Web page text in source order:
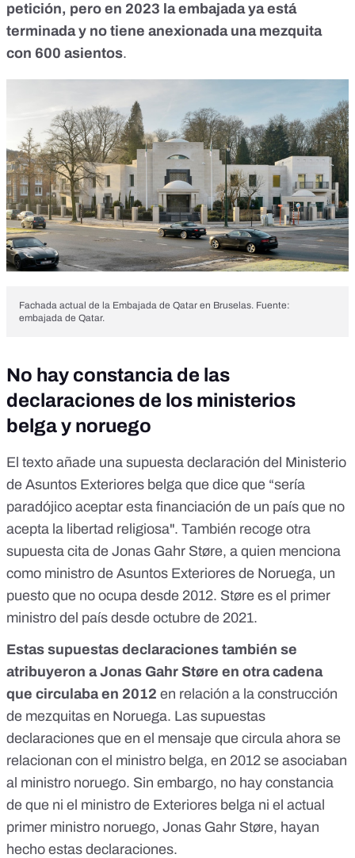
petición, pero en 2023 la embajada ya está
terminada y no tiene anexionada una mezquita
con 600 asientos.
Fachada actual de la Embajada de Qatar en Bruselas. Fuente:
embajada de Qatar.
No hay constancia de las
declaraciones de los ministerios
belga y noruego
El texto añade una supuesta declaración del Ministerio
de Asuntos Exteriores belga que dice que “sería
paradójico aceptar esta financiación de un país que no
acepta la libertad religiosa". También recoge otra
supuesta cita de Jonas Gahr Støre, a quien menciona
como ministro de Asuntos Exteriores de Noruega, un
puesto que no ocupa desde 2012. Støre es el primer
ministro del país desde octubre de 2021.
Estas supuestas declaraciones también se
atribuyeron a Jonas Gahr Støre en otra cadena
que circulaba en 2012 en relación a la construcción
de mezquitas en Noruega. Las supuestas
declaraciones que en el mensaje que circula ahora se
relacionan con el ministro belga, en 2012 se asociaban
al ministro noruego. Sin embargo, no hay constancia
de que ni el ministro de Exteriores belga ni el actual
primer ministro noruego, Jonas Gahr Støre, hayan
hecho estas declaraciones.